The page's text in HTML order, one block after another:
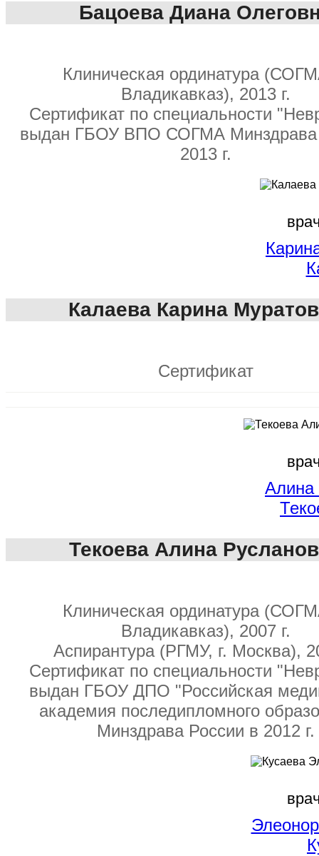
Бацоева Диана
Клиническая ординатура
Владикавказ), 2013 г.
Сертификат по специальности
выдан ГБОУ ВПО СОГМА Минздрава
2013 г.
Калаева Карина
Сертификат
Алина
Текоева Алина
Клиническая ординатура
Владикавказ), 2007 г.
Аспирантура (РГМУ, г. Москва),
Сертификат по специальности
выдан ГБОУ ДПО "Российская
академия последипломного
Минздрава России в 2012 г.